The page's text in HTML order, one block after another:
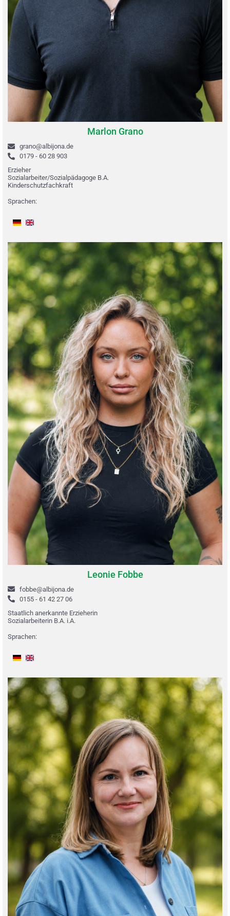
Marlon Grano
grano@albijona.de
0179 - 60 28 903
Erzieher
Sozialarbeiter/Sozialpädagoge B.A.
Kinderschutzfachkraft
Sprachen:
Leonie Fobbe
fobbe@albijona.de
0155 - 61 42 27 06
Staatlich anerkannte Erzieherin
Sozialarbeiterin B.A. i.A.
Sprachen: